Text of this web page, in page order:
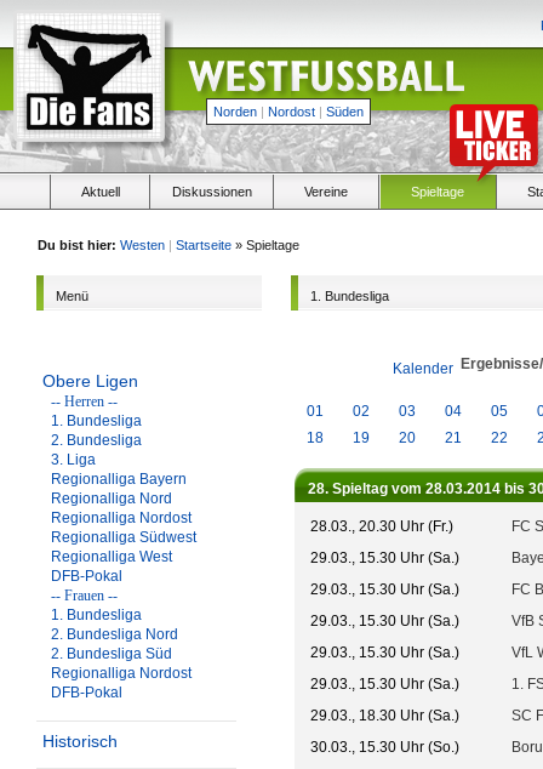
Norden | Nordost | Süden
Aktuell Diskussionen Vereine Spieltage
Du bist hier: Westen | Startseite » Spieltage
Menü
Obere Ligen
-- Herren --
1. Bundesliga
2. Bundesliga
3. Liga
Regionalliga Bayern
Regionalliga Nord
Regionalliga Nordost
Regionalliga Südwest
Regionalliga West
DFB-Pokal
-- Frauen --
1. Bundesliga
2. Bundesliga Nord
2. Bundesliga Süd
Regionalliga Nordost
DFB-Pokal
Historisch
1. Bundesliga
Kalender
01 02 03 04 05
18
19 20 21 22
28. Spieltag vom 28.03.2014 bis
28.03., 20.30 Uhr (Fr.)
FC
29.03., 15.30 Uhr (Sa.)
29.03., 15.30 Uhr (Sa.)
FC
29.03., 15.30 Uhr (Sa.)
VfB
29.03., 15.30 Uhr (Sa.)
VfL
29.03., 15.30 Uhr (Sa.)
1.
29.03., 18.30 Uhr (Sa.)
SC
30.03., 15.30 Uhr (So.)